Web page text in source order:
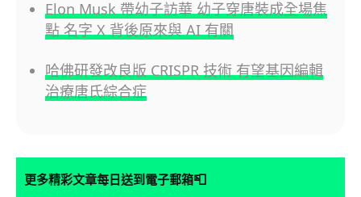
Elon Musk 帶幼子訪華 幼子穿唐裝成全場焦
點 名字 X 背後原來與 AI 有關
哈佛研發改良版 CRISPR 技術 有望基因編輯
治療唐氏綜合症
更多精彩文章每日送到電子郵箱📮